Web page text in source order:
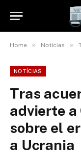
Home » Notícias »
NOTÍCIAS
Tras
advierte a
sobre el
a Ucrania